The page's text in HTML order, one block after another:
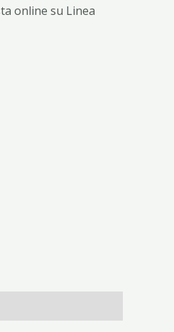
online su Linea